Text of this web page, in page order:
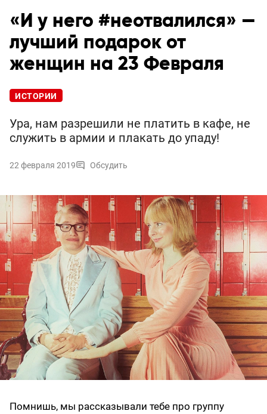
«И у него #неотвалился» —
лучший подарок от
женщин на 23 Февраля
ИСТОРИИ
Ура, нам разрешили не платить в кафе, не
служить в армии и плакать до упаду!
22 февраля 2019 Обсудить
Помнишь, мы рассказывали тебе про группу